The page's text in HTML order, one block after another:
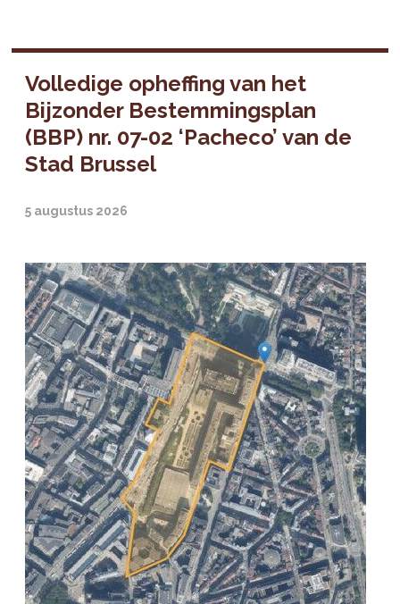
Volledige opheffing van het
Bijzonder Bestemmingsplan
(BBP) nr. 07-02 ‘Pacheco’ van de
Stad Brussel
5 augustus 2026